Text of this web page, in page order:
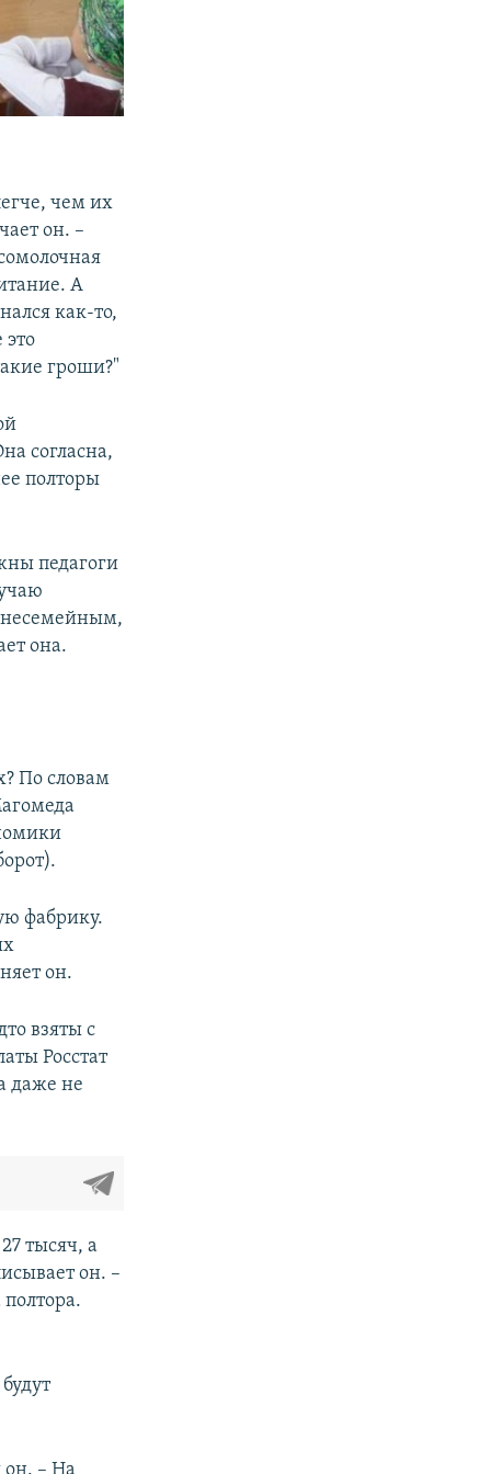
чем их
он. –
А
как-то,
это
гроши?"
согласна,
полторы
педагоги
несемейным,
она.
По словам
фабрику.
он.
взяты с
Росстат
даже не
тысяч, а
он. –